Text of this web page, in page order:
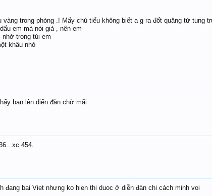
trong phòng .! Mấy chú tiểu không biết a g ra đốt quăng tứ tung
em mà nói giả , nên em
trong túi em
khâu nhỏ
bạn lên diển đàn.chờ mãi
454.
đang bai Viet nhưng ko hien thi duoc ở diễn đàn chi cách minh voi